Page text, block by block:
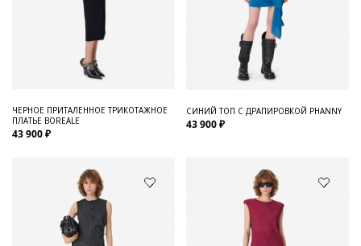
ЧЕРНОЕ ПРИТАЛЕННОЕ ТРИКОТАЖНОЕ
ПЛАТЬЕ BOREALE
43 900 ₽
СИНИЙ ТОП С ДРАПИРОВКОЙ PHANNY
43 900 ₽